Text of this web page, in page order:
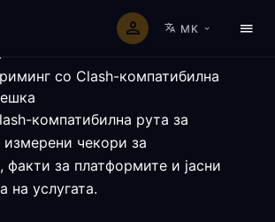
MK
со Clash-компатибилна
компатибилна рута за
чекори за
факти за платформите и јасни
на услугата.